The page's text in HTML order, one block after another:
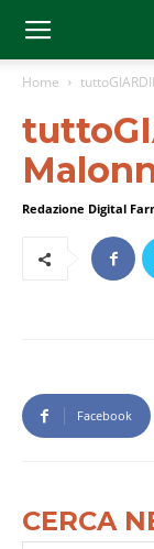
Home
Redazione Digital
Facebook
CERCA